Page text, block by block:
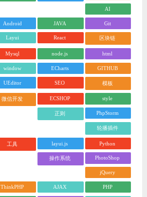
AI
Android JAVA Git
Layui React 区块链
Mysql node.js html
window ECharts GITHUB
UEditor SEO 模板
微信开发 ECSHOP style
正则 PhpStorm
轮播插件
工具 layui.js Python
操作系统 PhotoShop
jQuery
ThinkPHP AJAX PHP